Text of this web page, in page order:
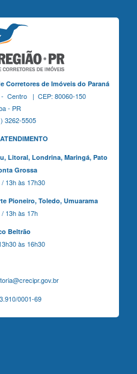
Corretores de Imóveis do Paraná
- Centro | CEP: 80060-150
- PR
3262-5505
Litoral, Londrina, Maringá, Pato
Grossa
13h às 17h30
Pioneiro, Toledo, Umuarama
13h às 17h
Beltrão
às 16h30
0001-69